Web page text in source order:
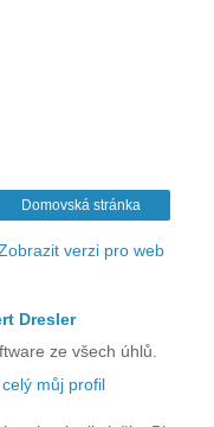
Domovská stránka
verzi pro web
Dresler
ze všech úhlů.
můj profil